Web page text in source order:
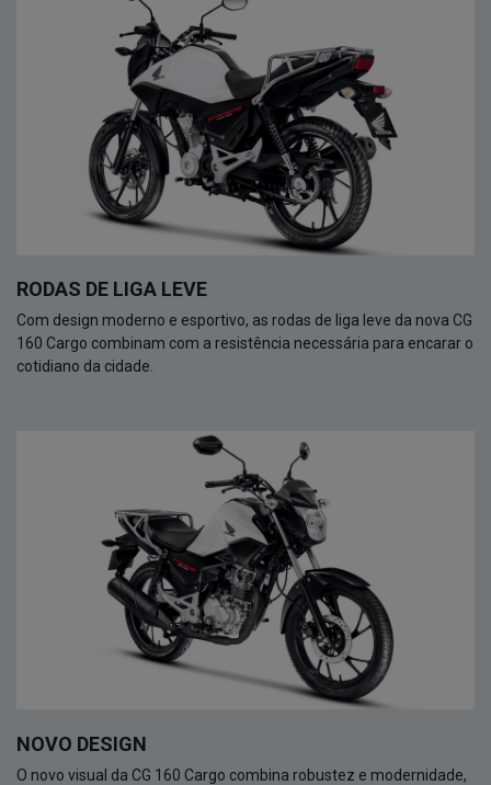
RODAS DE LIGA LEVE
Com design moderno e esportivo, as rodas de liga leve da nova CG
160 Cargo combinam com a resistência necessária para encarar o
cotidiano da cidade.
NOVO DESIGN
O novo visual da CG 160 Cargo combina robustez e modernidade,